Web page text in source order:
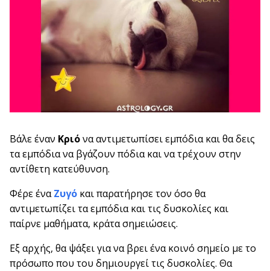
Βάλε έναν Κριόνα αντιμετωπίσει εμπόδια και θα δεις
τα εμπόδια να βγάζουν πόδια και να τρέχουν στην
αντίθετη κατεύθυνση.
Φέρε έναΖυγό και παρατήρησε τον όσο θα
αντιμετωπίζει τα εμπόδια και τις δυσκολίες και
παίρνε μαθήματα, κράτα σημειώσεις.
Εξ αρχής, θα ψάξει για να βρει ένα κοινό σημείο με το
πρόσωπο που του δημιουργεί τις δυσκολίες. Θα